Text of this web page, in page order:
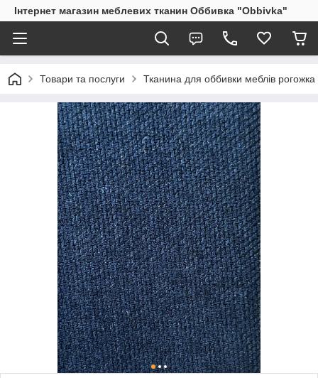
Інтернет магазин меблевих тканин Оббивка "Obbivka"
Товари та послуги Тканина для оббивки меблів рогожка